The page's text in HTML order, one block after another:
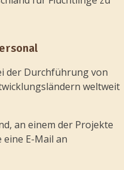
der Durchführung von
weltweit
an einem der Projekte
E-Mail an